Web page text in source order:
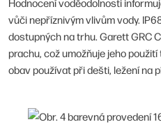
vůči nepříznivým vlivům vody.
dostupných na trhu. Garett GRC
prachu, což umožňuje jeho
obav používat při dešti, ležení na